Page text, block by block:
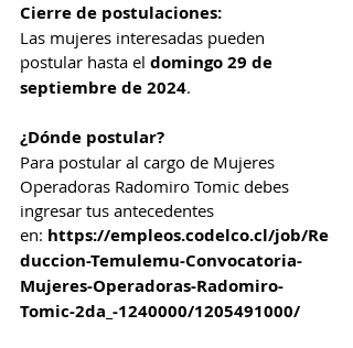
Cierre de postulaciones:
Las mujeres interesadas pueden
postular hasta el domingo 29 de
septiembre de 2024.
¿Dónde postular?
Para postular al cargo de Mujeres
Operadoras Radomiro Tomic debes
ingresar tus antecedentes
en: https://empleos.codelco.cl/job/Re
duccion-Temulemu-Convocatoria-
Mujeres-Operadoras-Radomiro-
Tomic-2da_-1240000/1205491000/